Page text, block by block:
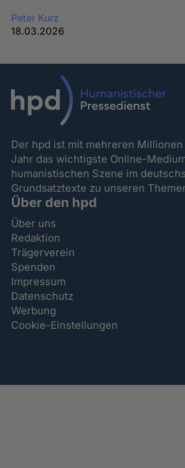
Peter Kurz
18.03.2026
Der hpd ist mit mehreren
Jahr das wichtigste Online-
humanistischen Szene im
Grundsatztexte zu unseren
Über den hpd
Über uns
Redaktion
Trägerverein
Spenden
Impressum
Datenschutz
Werbung
Cookie-Einstellungen